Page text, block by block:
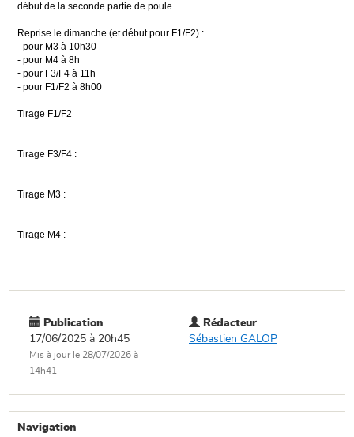
début de la seconde partie de poule.
Reprise le dimanche (et début pour F1/F2) :
- pour M3 à 10h30
- pour M4 à 8h
- pour F3/F4 à 11h
- pour F1/F2 à 8h00
Tirage F1/F2
Tirage F3/F4 :
Tirage M3 :
Tirage M4 :
Publication
17/06/2025 à 20h45
Mis à jour le 28/07/2026 à
14h41
Rédacteur
Sébastien GALOP
Navigation